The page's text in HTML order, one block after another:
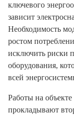
ключевого
зависит
Необходимость
ростом
исключить риски
оборудования,
всей
Работы на
прокладывают